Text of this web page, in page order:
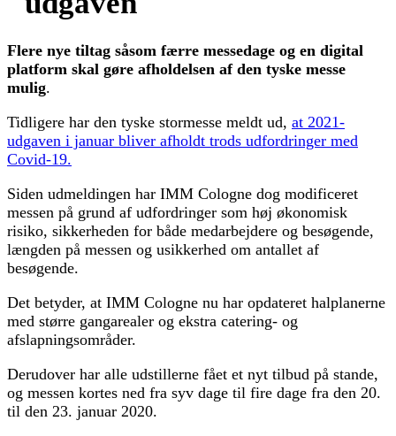
Flere nye tiltag såsom færre messedage og en digital
platform skal gøre afholdelsen af den tyske messe
mulig.
Tidligere har den tyske stormesse meldt ud, at 2021-
udgaven i januar bliver afholdt trods udfordringer med
Covid-19.
Siden udmeldingen har IMM Cologne dog modificeret
messen på grund af udfordringer som høj økonomisk
risiko, sikkerheden for både medarbejdere og besøgende,
længden på messen og usikkerhed om antallet af
besøgende.
Det betyder, at IMM Cologne nu har opdateret halplanerne
med større gangarealer og ekstra catering- og
afslapningsområder.
Derudover har alle udstillerne fået et nyt tilbud på stande,
og messen kortes ned fra syv dage til fire dage fra den 20.
til den 23. januar 2020.